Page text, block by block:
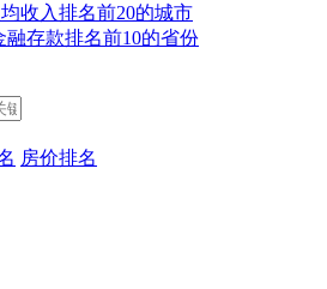
收入排名前20的城市
融存款排名前10的省份
房价排名